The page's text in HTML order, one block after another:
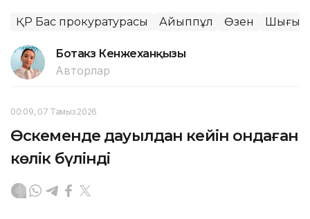
ҚР Бас прокуратурасы Айыппұл Өзен Шығыс
Ботакөз Кенжеханқызы
Авторлар
00:09, 07 Тамыз 2026
Өскеменде дауылдан кейін ондаған
көлік бүлінді